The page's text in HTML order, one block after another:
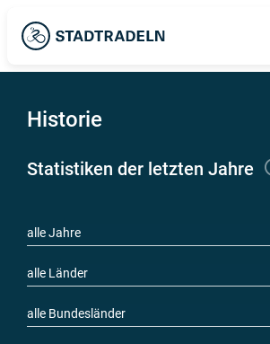
Historie
Statistiken der letzten Jahre
alle Jahre
alle Länder
alle Bundesländer